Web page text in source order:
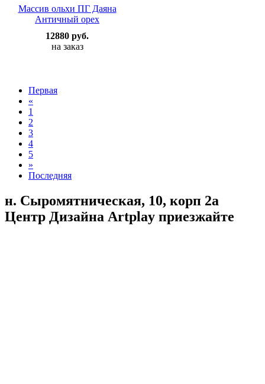
Массив ольхи ПГ Даяна
Античный орех
12880 руб.
на заказ
Первая
«
1
2
3
4
5
»
Последняя
н. Сыромятническая, 10, корп 2а
Центр Дизайна Artplay приезжайте